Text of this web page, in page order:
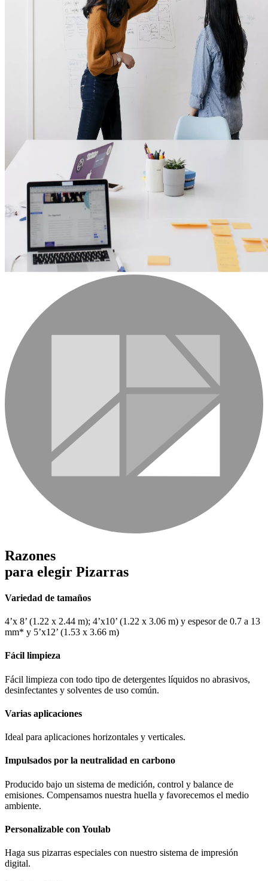
Razones
para elegir Pizarras
Variedad de tamaños
4’x 8’ (1.22 x 2.44 m); 4’x10’ (1.22 x 3.06 m) y espesor de 0.7 a 13
mm* y 5’x12’ (1.53 x 3.66 m)
Fácil limpieza
Fácil limpieza con todo tipo de detergentes líquidos no abrasivos,
desinfectantes y solventes de uso común.
Varias aplicaciones
Ideal para aplicaciones horizontales y verticales.
Impulsados por la neutralidad en carbono
Producido bajo un sistema de medición, control y balance de
emisiones. Compensamos nuestra huella y favorecemos el medio
ambiente.
Personalizable con Youlab
Haga sus pizarras especiales con nuestro sistema de impresión
digital.